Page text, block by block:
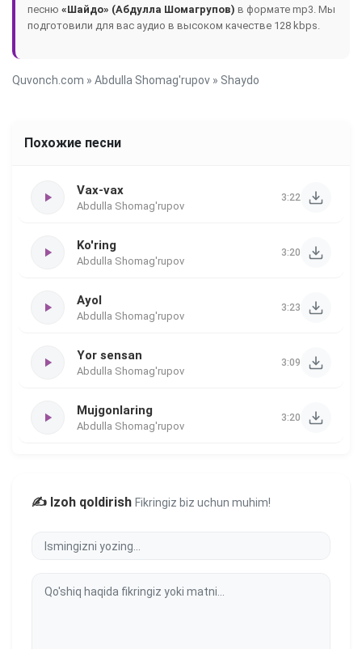
песню «Шайдо» (Абдулла Шомагрупов) в формате mp3. Мы
подготовили для вас аудио в высоком качестве 128 kbps.
Quvonch.com » Abdulla Shomag'rupov » Shaydo
Похожие песни
Vax-vax
Abdulla Shomag'rupov
3:22
Ko'ring
Abdulla Shomag'rupov
3:20
Ayol
Abdulla Shomag'rupov
3:23
Yor sensan
Abdulla Shomag'rupov
3:09
Mujgonlaring
Abdulla Shomag'rupov
3:20
✍️ Izoh qoldirish Fikringiz biz uchun muhim!